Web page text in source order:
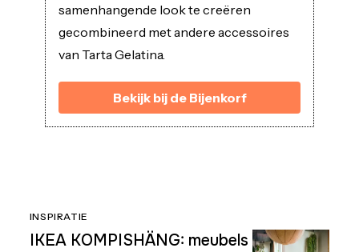
samenhangende look te creëren
gecombineerd met andere accessoires
van Tarta Gelatina.
Bekijk bij de Bijenkorf
INSPIRATIE
IKEA KOMPISHÄNG: meubels